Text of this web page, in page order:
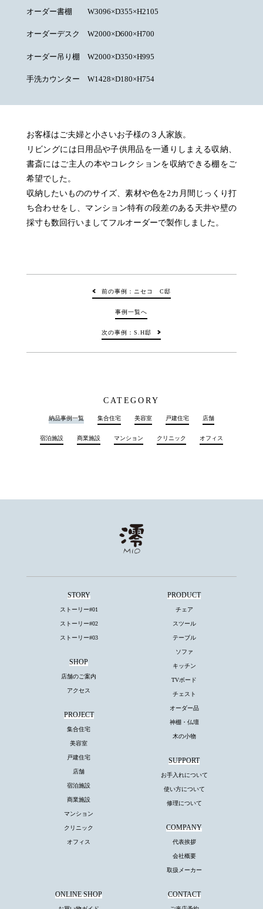
オーダー書棚 W3096×D355×H2105
オーダーデスク W2000×D600×H700
オーダー吊り棚 W2000×D350×H995
手洗カウンター W1428×D180×H754
お客様はご夫婦と小さいお子様の３人家族。
リビングには日用品や子供用品を一通りしまえる収納、
書斎にはご主人の本やコレクションを収納できる棚をご
希望でした。
収納したいもののサイズ、素材や色を2カ月間じっくり打
ち合わせをし、マンション特有の段差のある天井や壁の
採寸も数回行いましてフルオーダーで製作しました。
前の事例：ニセコ C邸
事例一覧へ
次の事例：S.H邸
CATEGORY
納品事例一覧 集合住宅 美容室 戸建住宅 店舗
宿泊施設 商業施設 マンション クリニック オフィス
STORY
ストーリー#01
ストーリー#02
ストーリー#03
SHOP
店舗のご案内
アクセス
PRODUCT
チェア
スツール
テーブル
ソファ
キッチン
TVボード
チェスト
オーダー品
神棚・仏壇
木の小物
PROJECT
集合住宅
美容室
戸建住宅
店舗
宿泊施設
商業施設
マンション
クリニック
オフィス
SUPPORT
お手入れについて
使い方について
修理について
COMPANY
代表挨拶
会社概要
取扱メーカー
CONTACT
ONLINE SHOP